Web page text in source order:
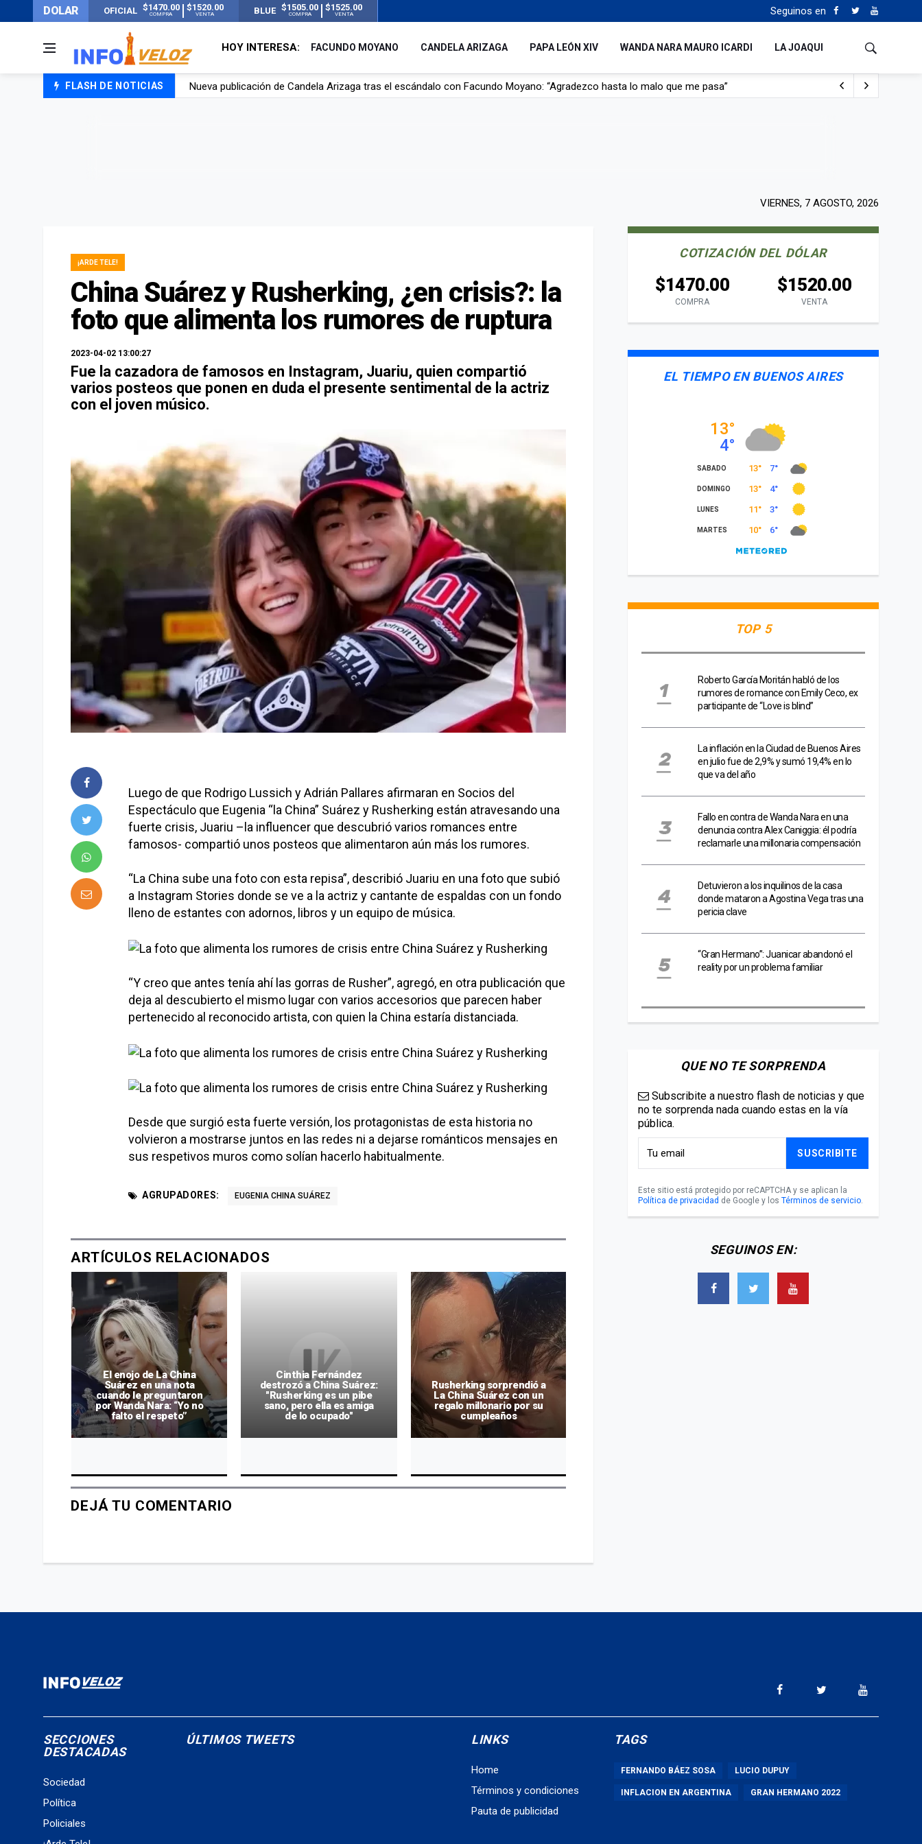
DOLAR OFICIAL $1470.00
COMPRA
$1520.00
VENTA BLUE $1505.00
COMPRA
$1525.00
VENTA Seguinos en
HOY INTERESA: FACUNDO MOYANO CANDELA ARIZAGA PAPA LEÓN XIV WANDA NARA MAURO ICARDI LA JOAQUI
FLASH DE NOTICIAS
Un joven murió quemado por su novia en San Luis: pasó seis días de agonía tras ser rociado con nafta y prendido fuego
VIERNES, 7 AGOSTO, 2026
¡ARDE TELE!
China Suárez y Rusherking, ¿en crisis?: la
foto que alimenta los rumores de ruptura
2023-04-02 13:00:27
Fue la cazadora de famosos en Instagram, Juariu, quien compartió
varios posteos que ponen en duda el presente sentimental de la actriz
con el joven músico.
Luego de que Rodrigo Lussich y Adrián Pallares afirmaran en Socios del
Espectáculo que Eugenia “la China” Suárez y Rusherking están atravesando una
fuerte crisis, Juariu –la influencer que descubrió varios romances entre
famosos- compartió unos posteos que alimentaron aún más los rumores.
“La China sube una foto con esta repisa”, describió Juariu en una foto que subió
a Instagram Stories donde se ve a la actriz y cantante de espaldas con un fondo
lleno de estantes con adornos, libros y un equipo de música.
“Y creo que antes tenía ahí las gorras de Rusher”, agregó, en otra publicación que
deja al descubierto el mismo lugar con varios accesorios que parecen haber
pertenecido al reconocido artista, con quien la China estaría distanciada.
Desde que surgió esta fuerte versión, los protagonistas de esta historia no
volvieron a mostrarse juntos en las redes ni a dejarse románticos mensajes en
sus respetivos muros como solían hacerlo habitualmente.
AGRUPADORES: EUGENIA CHINA SUÁREZ
ARTÍCULOS RELACIONADOS
El enojo de La China
Suárez en una nota
cuando le preguntaron
por Wanda Nara: “Yo no
falto el respeto”
Cinthia Fernández
destrozó a China Suárez:
"Rusherking es un pibe
sano, pero ella es amiga
de lo ocupado"
Rusherking sorprendió a
La China Suárez con un
regalo millonario por su
cumpleaños
DEJÁ TU COMENTARIO
COTIZACIÓN DEL DÓLAR
$1470.00
COMPRA
$1520.00
VENTA
EL TIEMPO EN BUENOS AIRES
TOP 5
Roberto García Moritán habló de los
rumores de romance con Emily Ceco, ex
participante de “Love is blind”
La inflación en la Ciudad de Buenos Aires
en julio fue de 2,9% y sumó 19,4% en lo
que va del año
Fallo en contra de Wanda Nara en una
denuncia contra Alex Caniggia: él podría
reclamarle una millonaria compensación
Detuvieron a los inquilinos de la casa
donde mataron a Agostina Vega tras una
pericia clave
“Gran Hermano”: Juanicar abandonó el
reality por un problema familiar
QUE NO TE SORPRENDA
Subscribite a nuestro flash de noticias y que
no te sorprenda nada cuando estas en la vía
pública.
SUSCRIBITE
Este sitio está protegido por reCAPTCHA y se aplican la
Política de privacidad de Google y los Términos de servicio.
SEGUINOS EN:
SECCIONES
DESTACADAS
Sociedad
Política
Policiales
ÚLTIMOS TWEETS LINKS
Home
Términos y condiciones
Pauta de publicidad
TAGS
FERNANDO BÁEZ SOSA LUCIO DUPUY
INFLACION EN ARGENTINA GRAN HERMANO 2022